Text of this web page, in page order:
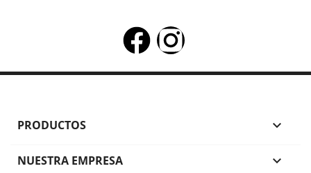
PRODUCTOS 
NUESTRA EMPRESA 